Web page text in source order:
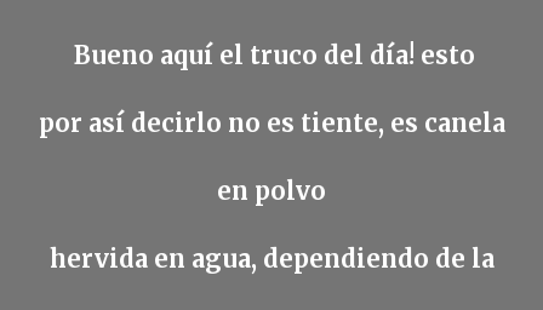
Bueno aquí el truco del día! esto
por así decirlo no es tiente, es canela
en polvo
hervida en agua, dependiendo de la